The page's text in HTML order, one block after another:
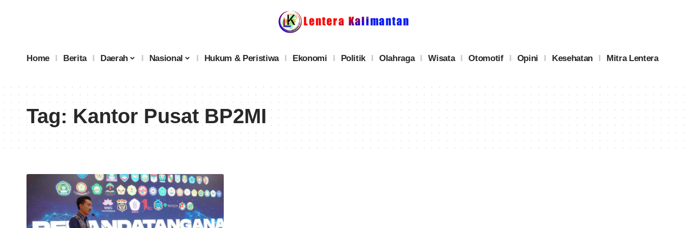
Home Berita Daerah Nasional Hukum & Peristiwa Ekonomi Politik Olahraga Wisata Otomotif Opini Kesehatan Mitra Lentera
Tag:Kantor Pusat BP2MI